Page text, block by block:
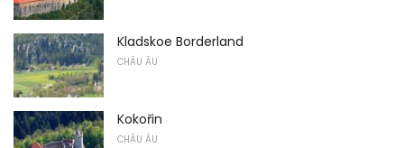
Kladskoe Borderland
CHÂU ÂU
Kokořin
CHÂU ÂU